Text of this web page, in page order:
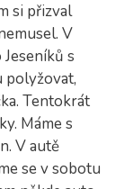
si přizval
V
s
polyžovat,
Tentokrát
Máme s
V autě
se v sobotu